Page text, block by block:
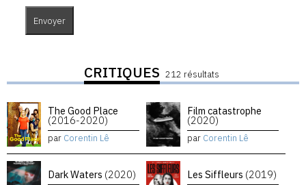
CRITIQUES 212 résultats
The Good Place
(2016-2020)
par Corentin Lê
Film catastrophe
(2020)
par Corentin Lê
Dark Waters (2020) Les Siffleurs (2019)